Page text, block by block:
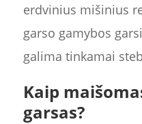
erdvinius mišinius
garso gamybos
galima tinkamai
Kaip
garsas?